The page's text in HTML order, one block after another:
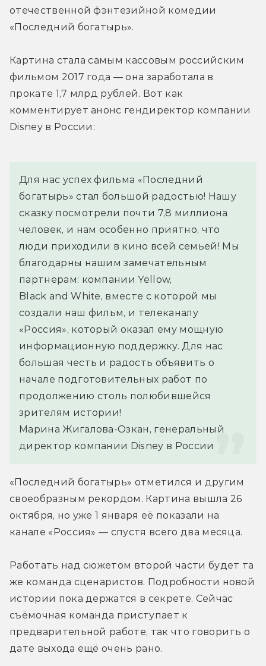
отечественной фэнтезийной комедии
«Последний богатырь».
Картина стала самым кассовым российским
фильмом 2017 года — она заработала в
прокате 1,7 млрд рублей. Вот как
комментирует анонс гендиректор компании
Disney в России:
Для нас успех фильма «Последний
богатырь» стал большой радостью! Нашу
сказку посмотрели почти 7,8 миллиона
человек, и нам особенно приятно, что
люди приходили в кино всей семьей! Мы
благодарны нашим замечательным
партнерам: компании Yellow,
Black and White, вместе с которой мы
создали наш фильм, и телеканалу
«Россия», который оказал ему мощную
информационную поддержку. Для нас
большая честь и радость объявить о
начале подготовительных работ по
продолжению столь полюбившейся
зрителям истории!
Марина Жигалова-Озкан, генеральный
директор компании Disney в России
«Последний богатырь» отметился и другим
своеобразным рекордом. Картина вышла 26
октября, но уже 1 января её показали на
канале «Россия» — спустя всего два месяца.
Работать над сюжетом второй части будет та
же команда сценаристов. Подробности новой
истории пока держатся в секрете. Сейчас
съёмочная команда приступает к
предварительной работе, так что говорить о
дате выхода ещё очень рано.